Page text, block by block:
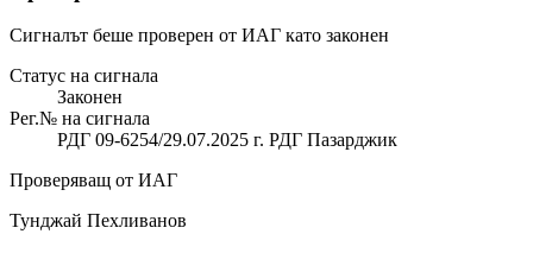
Сигналът беше проверен от ИАГ като законен
Статус на сигнала
Законен
Рег.№ на сигнала
РДГ 09-6254/29.07.2025 г. РДГ Пазарджик
Проверяващ от ИАГ
Тунджай Пехливанов